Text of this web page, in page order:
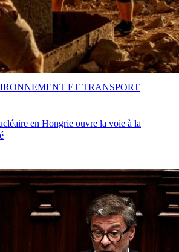
en Hongrie ouvre la voie à la
ET TRANSPORT